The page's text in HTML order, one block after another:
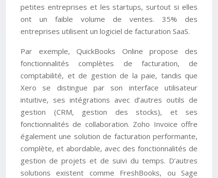
petites entreprises et les startups, surtout si elles
ont un faible volume de ventes. 35% des
entreprises utilisent un logiciel de facturation SaaS.
Par exemple, QuickBooks Online propose des
fonctionnalités complètes de facturation, de
comptabilité, et de gestion de la paie, tandis que
Xero se distingue par son interface utilisateur
intuitive, ses intégrations avec d’autres outils de
gestion (CRM, gestion des stocks), et ses
fonctionnalités de collaboration. Zoho Invoice offre
également une solution de facturation performante,
complète, et abordable, avec des fonctionnalités de
gestion de projets et de suivi du temps. D’autres
solutions existent comme FreshBooks, ou Sage